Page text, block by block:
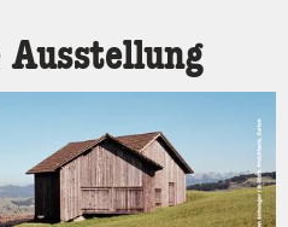
Ausstellung